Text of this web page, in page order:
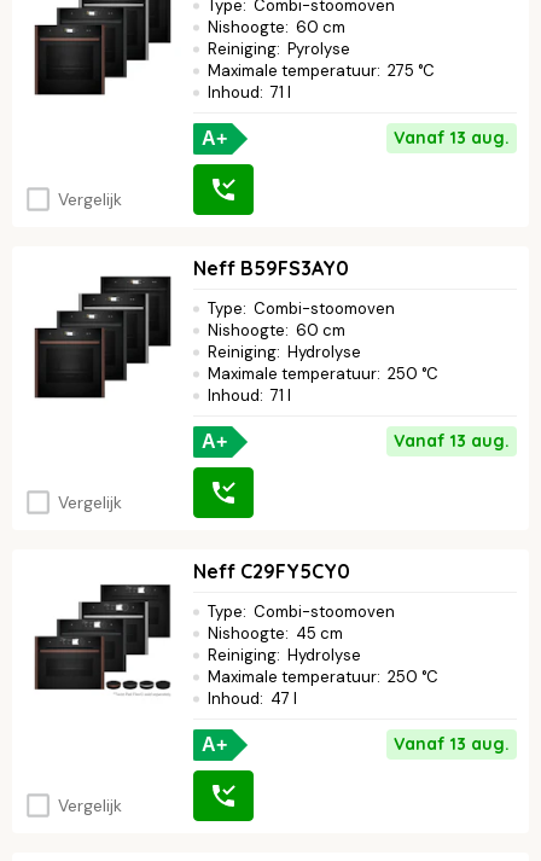
Vergelijk
Type: Combi-stoomoven
Nishoogte: 60 cm
Reiniging: Pyrolyse
Maximale temperatuur: 275 °C
Inhoud: 71 l
A+ Vanaf 13 aug.
Vergelijk
Neff B59FS3AY0
Type: Combi-stoomoven
Nishoogte: 60 cm
Reiniging: Hydrolyse
Maximale temperatuur: 250 °C
Inhoud: 71 l
A+ Vanaf 13 aug.
Vergelijk
Neff C29FY5CY0
Type: Combi-stoomoven
Nishoogte: 45 cm
Reiniging: Hydrolyse
Maximale temperatuur: 250 °C
Inhoud: 47 l
A+ Vanaf 13 aug.